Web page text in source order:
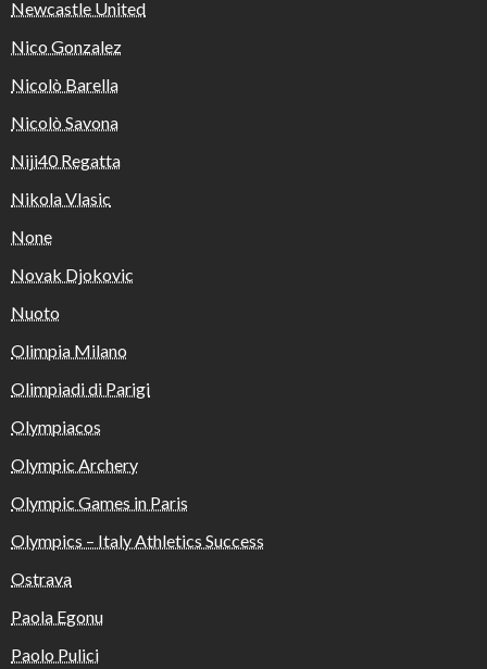
Newcastle United
Nico Gonzalez
Nicolò Barella
Nicolò Savona
Niji40 Regatta
Nikola Vlasic
None
Novak Djokovic
Nuoto
Olimpia Milano
Olimpiadi di Parigi
Olympiacos
Olympic Archery
Olympic Games in Paris
Olympics – Italy Athletics Success
Ostrava
Paola Egonu
Paolo Pulici